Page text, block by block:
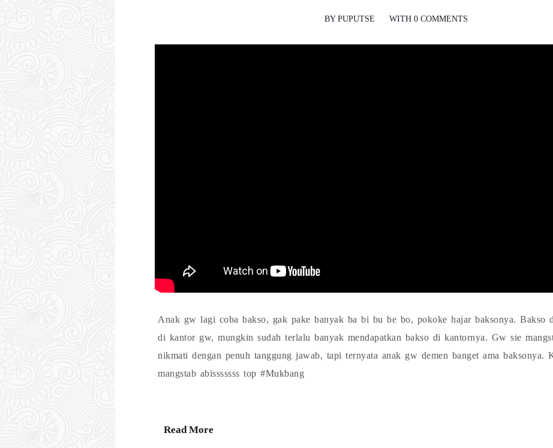
BY PUPUTSE WITH 0 COMMENTS
Anak gw lagi coba bakso, gak pake banyak ba bi bu be bo, pokoke hajar baksonya. Bakso
di kantor gw, mungkin sudah terlalu banyak mendapatkan bakso di kantornya. Gw sie
nikmati dengan penuh tanggung jawab, tapi ternyata anak gw demen banget ama baksonya.
mangstab abisssssss top #Mukbang
Read More